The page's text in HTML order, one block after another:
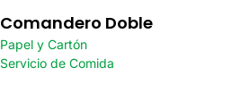
Comandero Doble
Papel y Cartón
Servicio de Comida